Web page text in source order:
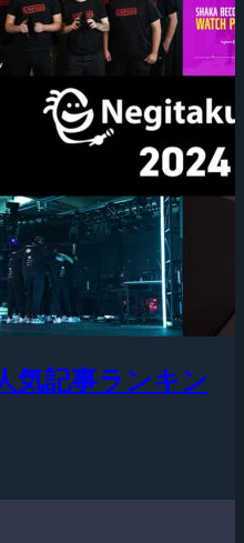
気記事ランキン